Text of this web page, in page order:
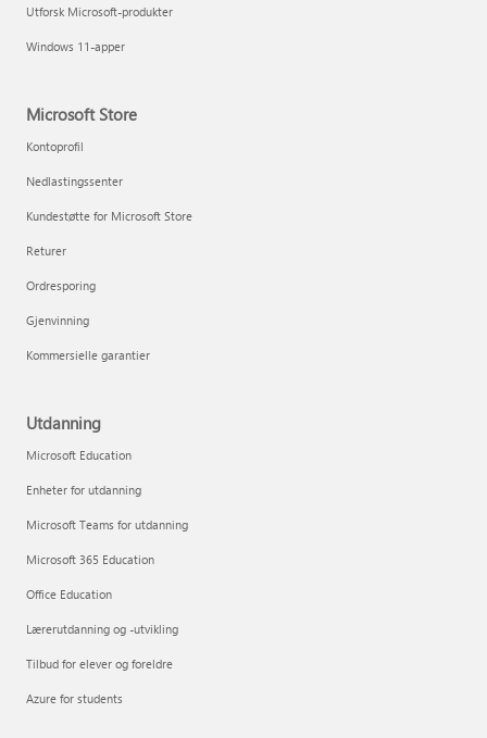
Utforsk Microsoft-produkter
Windows 11-apper
Microsoft Store
Kontoprofil
Nedlastingssenter
Kundestøtte for Microsoft Store
Returer
Ordresporing
Gjenvinning
Kommersielle garantier
Utdanning
Microsoft Education
Enheter for utdanning
Microsoft Teams for utdanning
Microsoft 365 Education
Office Education
Lærerutdanning og -utvikling
Tilbud for elever og foreldre
Azure for students